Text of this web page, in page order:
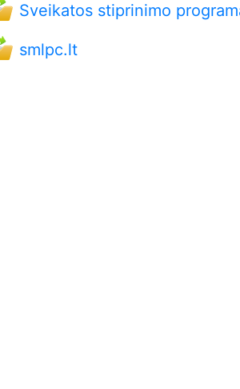
Sveikatos stiprinimo
smlpc.lt